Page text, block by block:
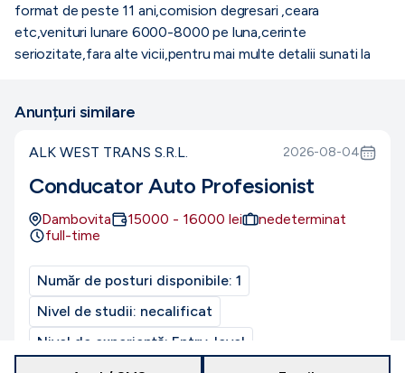
format de peste 11 ani,comision degresari ,ceara
etc,venituri lunare 6000-8000 pe luna,cerinte
seriozitate,fara alte vicii,pentru mai multe detalii sunati la
Anunțuri similare
ALK WEST TRANS S.R.L. 2026-08-04
Conducator Auto Profesionist
Dambovita 15000 - 16000 lei
nedeterminat
full-time
Număr de posturi disponibile: 1
Nivel de studii: necalificat
Nivel de experiență: Entry-level